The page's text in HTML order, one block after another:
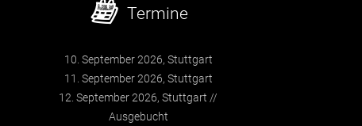
Termine
10. September 2026, Stuttgart
11. September 2026, Stuttgart
12. September 2026, Stuttgart
Ausgebucht